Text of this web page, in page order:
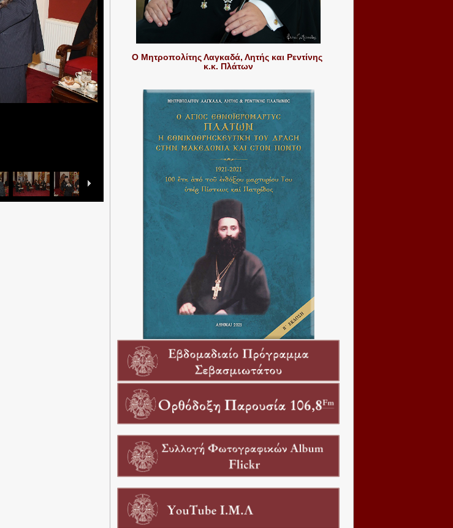
Ο Μητροπολίτης Λαγκαδά, Λητής και Ρεντίνης
κ.κ. Πλάτων